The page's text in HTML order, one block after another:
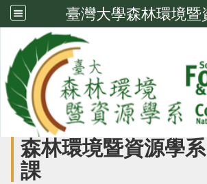
臺灣大學森林環境暨
國際學位生-博士班(英文授課)
森林環境暨資源學
課